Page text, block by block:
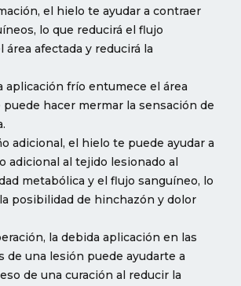
el hielo te ayudar a contraer
lo que reducirá el flujo
área afectada y reducirá la
aplicación frío entumece el área
puede hacer mermar la sensación de
adicional, el hielo te puede ayudar a
adicional al tejido lesionado al
metabólica y el flujo sanguíneo, lo
posibilidad de hinchazón y dolor
la debida aplicación en las
de una lesión puede ayudarte a
de una curación al reducir la